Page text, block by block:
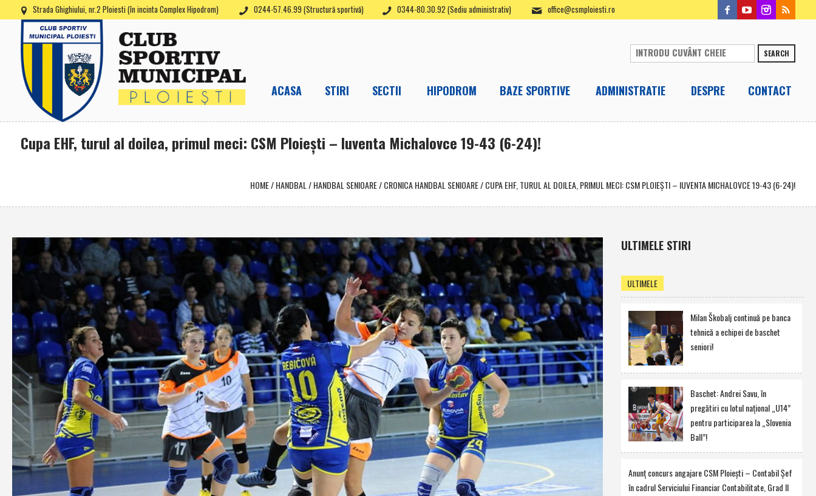
Strada Ghighiului, nr.2 Ploiesti (în incinta Complex Hipodrom) 0244-57.46.99 (Structură sportivă) 0344-80.30.92 (Sediu administrativ) office@csmploiesti.ro
SEARCH
ACASA STIRI SECTII HIPODROM BAZE SPORTIVE ADMINISTRATIE DESPRE CONTACT
Cupa EHF, turul al doilea, primul meci: CSM Ploieşti – Iuventa Michalovce 19-43 (6-24)!
HOME/HANDBAL /HANDBAL SENIOARE/CRONICA HANDBAL SENIOARE/CUPA EHF, TURUL AL DOILEA, PRIMUL MECI: CSM PLOIEŞTI – IUVENTA MICHALOVCE 19-43 (6-24)!
ULTIMELE STIRI
ULTIMELE
Milan Škobalj continuă pe banca
tehnică a echipei de baschet
seniori!
Baschet: Andrei Savu, în
pregătiri cu lotul naţional „U14”
pentru participarea la „Slovenia
Ball”!
Anunţ concurs angajare CSM Ploieşti – Contabil Şef
în cadrul Serviciului Financiar Contabilitate, Grad II